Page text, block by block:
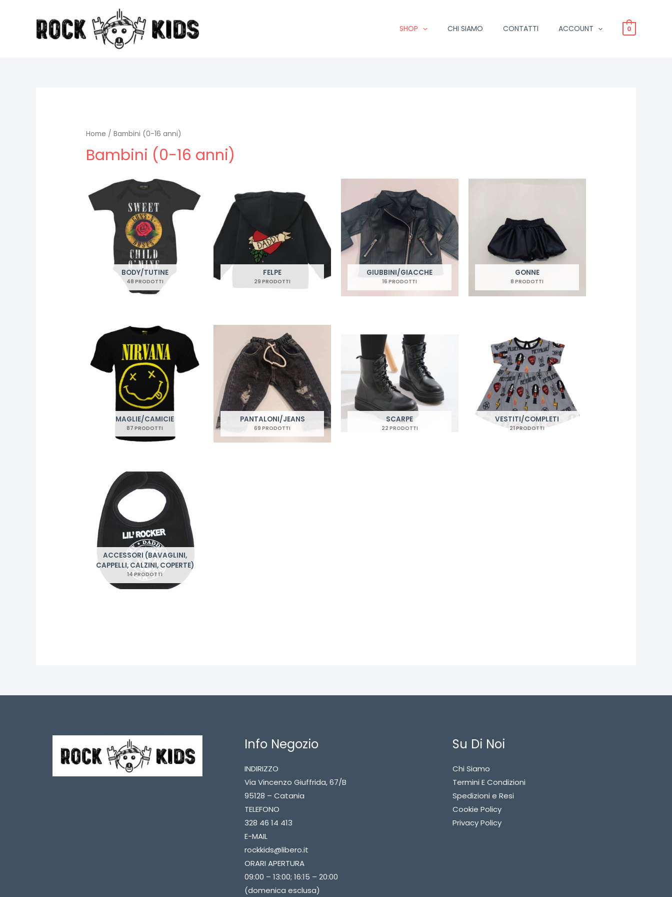
contenuto
SHOP CHI SIAMO CONTATTI ACCOUNT 0
Home / Bambini (0-16 anni)
Bambini (0-16 anni)
BODY/TUTINE
48 PRODOTTI
FELPE
29 PRODOTTI
GIUBBINI/GIACCHE
16 PRODOTTI
GONNE
8 PRODOTTI
MAGLIE/CAMICIE
87 PRODOTTI
PANTALONI/JEANS
69 PRODOTTI
SCARPE
22 PRODOTTI
VESTITI/COMPLETI
21 PRODOTTI
ACCESSORI (BAVAGLINI,
CAPPELLI, CALZINI, COPERTE)
14 PRODOTTI
Info Negozio
INDIRIZZO
Via Vincenzo Giuffrida, 67/B
95128 – Catania
TELEFONO
328 46 14 413
E-MAIL
rockkids@libero.it
ORARI APERTURA
09:00 – 13:00; 16:15 – 20:00
(domenica esclusa)
Su Di Noi
Chi Siamo
Termini E Condizioni
Spedizioni e Resi
Cookie Policy
Privacy Policy